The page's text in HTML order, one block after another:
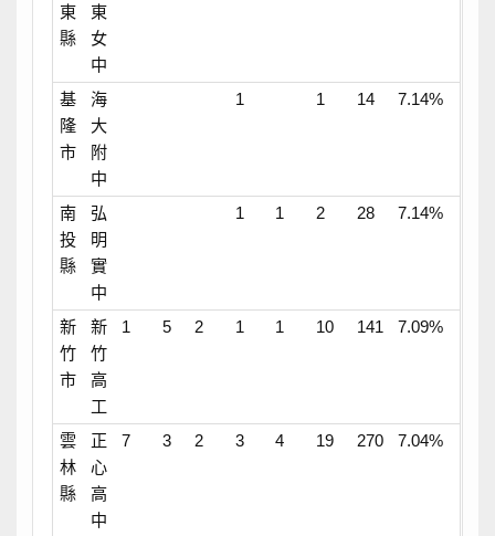
東
縣
東
女
中
基
隆
市
海
大
附
中
1 1 14 7.14%
南
投
縣
弘
明
實
中
1 1 2 28 7.14%
新
竹
市
新
竹
高
工
1 5 2 1 1 10 141 7.09%
雲
林
縣
正
心
高
中
7 3 2 3 4 19 270 7.04%